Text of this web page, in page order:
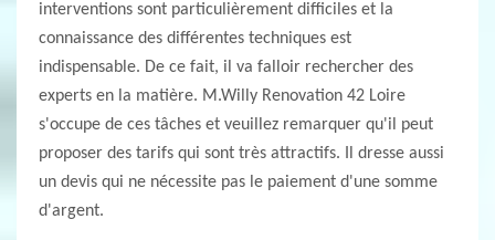
interventions sont particulièrement difficiles et la
connaissance des différentes techniques est
indispensable. De ce fait, il va falloir rechercher des
experts en la matière. M.Willy Renovation 42 Loire
s'occupe de ces tâches et veuillez remarquer qu'il peut
proposer des tarifs qui sont très attractifs. Il dresse aussi
un devis qui ne nécessite pas le paiement d'une somme
d'argent.